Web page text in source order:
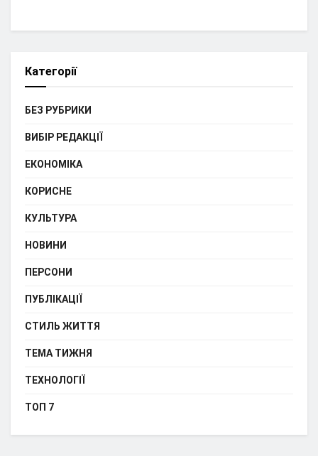
Категорії
БЕЗ РУБРИКИ
ВИБІР РЕДАКЦІЇ
ЕКОНОМІКА
КОРИСНЕ
КУЛЬТУРА
НОВИНИ
ПЕРСОНИ
ПУБЛІКАЦІЇ
СТИЛЬ ЖИТТЯ
ТЕМА ТИЖНЯ
ТЕХНОЛОГІЇ
ТОП 7